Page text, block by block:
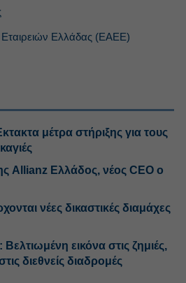
Ελλάδας (ΕΑΕΕ)
μέτρα στήριξης για τους
Allianz Ελλάδος, νέος CEO ο
νέες δικαστικές διαμάχες
εικόνα στις ζημιές,
διεθνείς διαδρομές